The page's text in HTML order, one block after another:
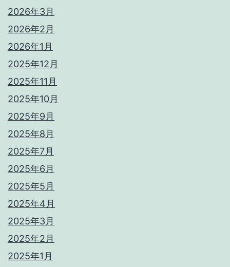
2026年3月
2026年2月
2026年1月
2025年12月
2025年11月
2025年10月
2025年9月
2025年8月
2025年7月
2025年6月
2025年5月
2025年4月
2025年3月
2025年2月
2025年1月